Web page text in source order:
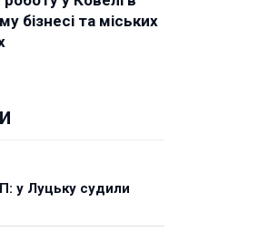
бізнесі та міських
у Луцьку судили